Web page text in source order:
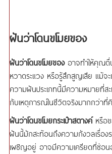
ฝันว่าโดนขโมยของ
ฝันว่าโดนขโมยของอาจทำให้คุณตื่
หวาดระแวง หรือรู้สึกสูญเสีย แม้จ
ความฝันประเภทนี้มีความหมายที่
กับเหตุการณ์ในชีวิตจริงมากกว่าที่
ฝันว่าโดนขโมยกระเป๋าสตางค์หรือข
ฝันนี้มักสะท้อนถึงความกังวลเรื่อง
เผชิญอยู่ อาจมีความเครียดที่ซ่อน